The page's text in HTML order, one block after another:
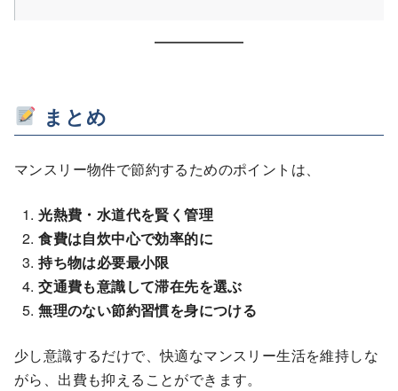
まとめ
マンスリー物件で節約するためのポイントは、
光熱費・水道代を賢く管理
食費は自炊中心で効率的に
持ち物は必要最小限
交通費も意識して滞在先を選ぶ
無理のない節約習慣を身につける
少し意識するだけで、快適なマンスリー生活を維持しな
がら、出費も抑えることができます。